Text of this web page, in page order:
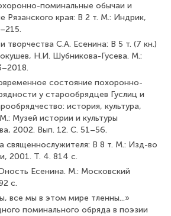
поминальные обычаи и
Рязанского края: В 2 т. М.: Индрик,
творчества С.А. Есенина: В 5 т. (7 кн.)
Н.И. Шубникова-Гусева. М.:
состояние похоронно-
у старообрядцев Гуслиц и
история, культура,
Музей истории и культуры
2002. Вып. 12. С. 51–56.
священнослужителя: В 8 т. М.: Изд-во
2001. Т. 4. 814 с.
Есенина. М.: Московский
с.
все мы в этом мире тленны...»
поминального обряда в поэзии